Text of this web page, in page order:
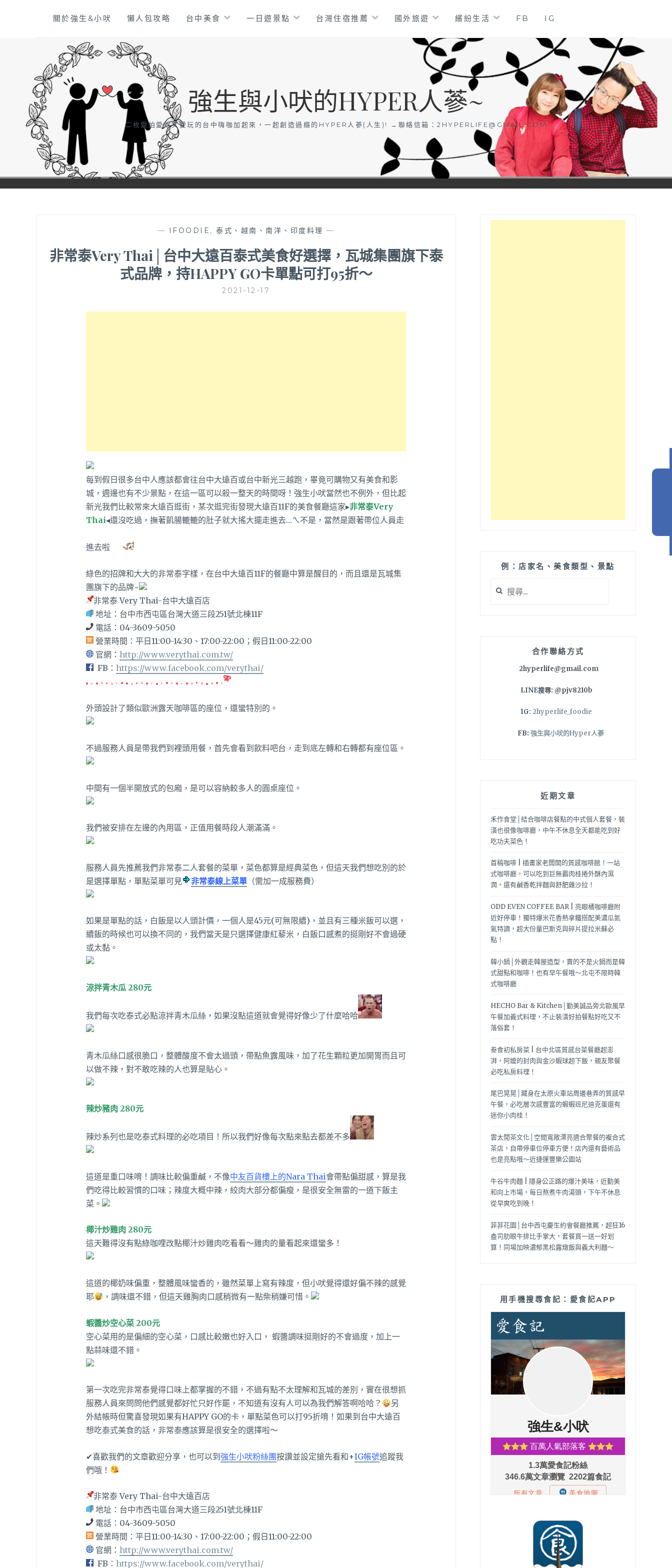
關於強生&小吠 懶人包攻略 台中美食 一日遊景點 台灣住宿推薦 國外旅遊 繽紛生活 FB IG
強生與小吠的HYPER人蔘~
二枚愛拍愛吃又愛玩的台中嗨咖加起來，一起創造過癮的HYPER人蔘(人生)! →聯絡信箱： 2HYPERLIFE@GMAIL.COM
— IFOODIE , 泰式、越南、南洋、印度料理 —
非常泰Very Thai│台中大遠百泰式美食好選擇，瓦城集團旗下泰
式品牌，持HAPPY GO卡單點可打95折～
2021-12-17
每到假日很多台中人應該都會往台中大遠百或台中新光三越跑，畢竟可購物又有美食和影
城，週邊也有不少景點，在這一區可以殺一整天的時間呀！強生小吠當然也不例外，但比起
新光我們比較常來大遠百逛街，某次逛完街發現大遠百11F的美食餐廳這家▸非常泰Very
Thai◂還沒吃過，撫著飢腸轆轆的肚子就大搖大擺走進去…ㄟ不是，當然是跟著帶位人員走
進去啦
綠色的招牌和大大的非常泰字樣，在台中大遠百11F的餐廳中算是醒目的，而且還是瓦城集
團旗下的品牌~
非常泰 Very Thai-台中大遠百店
地址： 台中市西屯區台灣大道三段251號北棟11F
電話： 04-3609-5050
營業時間：平日11:00-14:30、17:00-22:00；假日11:00-22:00
官網： http://www.verythai.com.tw/
FB： https://www.facebook.com/verythai/
外頭設計了類似歐洲露天咖啡區的座位，還蠻特別的。
不過服務人員是帶我們到裡頭用餐，首先會看到飲料吧台，走到底左轉和右轉都有座位區。
中間有一個半開放式的包廂，是可以容納較多人的圓桌座位。
我們被安排在左邊的內用區，正值用餐時段人潮滿滿。
服務人員先推薦我們非常泰二人套餐的菜單，菜色都算是經典菜色，但這天我們想吃別的於
是選擇單點，單點菜單可見
非常泰線上菜單 （需加一成服務費）
如果是單點的話，白飯是以人頭計價，一個人是45元(可無限續)，並且有三種米飯可以選，
續飯的時候也可以換不同的，我們當天是只選擇健康紅藜米，白飯口感煮的挺剛好不會過硬
或太黏。
涼拌青木瓜 280元
我們每次吃泰式必點涼拌青木瓜絲，如果沒點這道就會覺得好像少了什麼哈哈
青木瓜絲口感很脆口，整體酸度不會太過頭，帶點魚露風味，加了花生顆粒更加開胃而且可
以做不辣，對不敢吃辣的人也算是貼心。
辣炒豬肉 280元
辣炒系列也是吃泰式料理的必吃項目！所以我們好像每次點來點去都差不多
這道是重口味唷！調味比較偏重鹹，不像中友百貨樓上的Nara Thai會帶點偏甜感，算是我
們吃得比較習慣的口味；辣度大概中辣，絞肉大部分都偏瘦，是很安全無雷的一道下飯主
菜。
椰汁炒雞肉 280元
這天難得沒有點綠咖哩改點椰汁炒雞肉吃看看～雞肉的量看起來還蠻多！
這道的椰奶味偏重，整體風味蠻香的，雖然菜單上寫有辣度，但小吠覺得還好偏不辣的感覺
耶
，調味還不錯，但這天雞胸肉口感稍微有一點柴稍嫌可惜。
蝦醬炒空心菜 200元
空心菜用的是偏細的空心菜，口感比較嫩也好入口， 蝦醬調味挺剛好的不會過度，加上一
點蒜味還不錯。
第一次吃完非常泰覺得口味上都掌握的不錯，不過有點不太理解和瓦城的差別，實在很想抓
服務人員來問問他們感覺都好忙只好作罷，不知道有沒有人可以為我們解答啊哈哈？
另
外結帳時但驚喜發現如果有HAPPY GO的卡，單點菜色可以打95折唷！如果到台中大遠百
想吃泰式美食的話，非常泰應該算是很安全的選擇啦～
✔喜歡我們的文章歡迎分享，也可以到強生小吠粉絲團按讚並設定搶先看和+IG帳號追蹤我
們哦！
非常泰 Very Thai-台中大遠百店
地址： 台中市西屯區台灣大道三段251號北棟11F
電話： 04-3609-5050
營業時間：平日11:00-14:30、17:00-22:00；假日11:00-22:00
官網： http://www.verythai.com.tw/
FB： https://www.facebook.com/verythai/
例：店家名、美食類型、景點
尋
合作聯絡方式
2hyperlife@gmail.com
LINE搜尋: @pjv8210b
IG: 2hyperlife_foodie
FB: 強生與小吠的Hyper人蔘
近期文章
禾作食堂│結合咖啡店餐點的中式個人套餐，裝
潢也很像咖啡廳，中午不休息全天都能吃到好
吃功夫菜色！
首稿咖啡 | 插畫家老闆開的質感咖啡館！一站
式咖啡廳，可以吃到巨無霸肉桂捲外酥內濕
潤，還有鹹香乾拌麵與舒肥雞沙拉！
ODD EVEN COFFEE BAR | 亮眼橘咖啡廳附
近好停車！獨特爆米花香熱拿鐵搭配美濃瓜氮
氣特調，超大份量巴斯克與碎片提拉米蘇必
點！
韓小鍋│外觀走韓屋造型，賣的不是火鍋而是韓
式甜點和咖啡！也有早午餐哦～北屯不限時韓
式咖啡廳
HECHO Bar & Kitchen│勤美誠品旁北歐風早
午餐加義式料理，不止裝潢好拍餐點好吃又不
落俗套！
叁食初私房菜 | 台中北區質感台菜餐廳超澎
湃，阿嬤的封肉與金沙蝦球超下飯，親友聚餐
必吃私房料理！
尾巴晃晃│藏身在太原火車站周邊巷弄的質感早
午餐，必吃層次感豐富的蝦蝦班尼迪克蛋還有
迷你小肉桂！
雲太閒茶文化│空間寬敞漂亮適合聚餐的複合式
茶店，自帶停車位停車方便！店內還有藝術品
也是亮點哦～近捷運豐樂公園站
牛谷牛肉麵 | 隱身公正路的爆汁美味，近勤美
和向上市場，每日熬煮牛肉湯頭，下午不休息
從早爽吃到晚！
菲菲花園│台中西屯慶生約會餐廳推薦，超狂16
盎司肋眼牛排比手掌大，套餐買一送一好划
算！同場加映濃郁黑松露燉飯與義大利麵～
用手機搜尋食記：愛食記APP